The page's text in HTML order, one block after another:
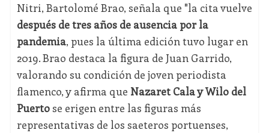
Nitri, Bartolomé Brao, señala que "la cita vuelve
después de tres años de ausencia por la
pandemia, pues la última edición tuvo lugar en
2019. Brao destaca la figura de Juan Garrido,
valorando su condición de joven periodista
flamenco, y afirma que Nazaret Cala y Wilo del
Puertose erigen entre las figuras más
representativas de los saeteros portuenses,